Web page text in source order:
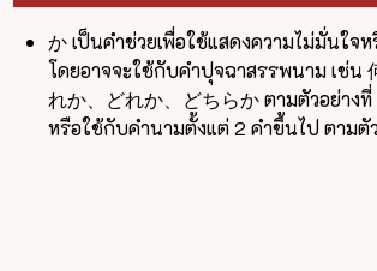
か เป็นคำช่วยเพื่อใช้แสดงความไม่มั่นใจ
โดยอาจจะใช้กับคำปุจฉาสรรพนาม เช่น
れか、どれか、どちらか ตามตัวอย่า
หรือใช้กับคำนามตั้งแต่ 2 คำขึ้นไป ตาม